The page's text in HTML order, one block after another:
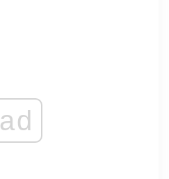
ad